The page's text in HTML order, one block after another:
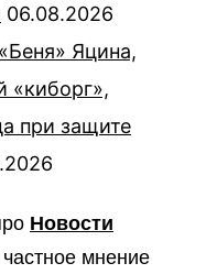
06.08.2026
Яцина,
«киборг»,
при защите
Новости
мнение